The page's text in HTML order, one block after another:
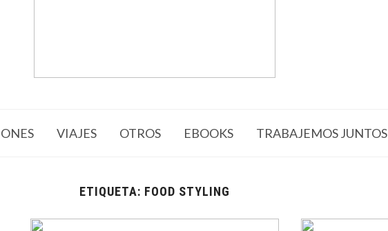
VIAJES OTROS EBOOKS TRABAJEMOS JUNTOS
ETIQUETA: FOOD STYLING